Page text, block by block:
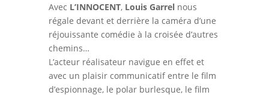
Avec L’INNOCENT, Louis Garrelnous
régale devant et derrière la caméra d’une
réjouissante comédie à la croisée d’autres
chemins…
L’acteur réalisateur navigue en effet et
avec un plaisir communicatif entre le film
d’espionnage, le polar burlesque, le film